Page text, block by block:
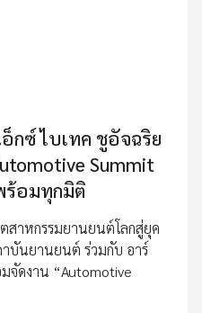
กซ์ ไบเทค ชูอัจฉริย
Summit
ร้อมทุกมิติ
สาหกรรมยานยนต์โลกสู่ยุค
าบันยานยนต์ ร่วมกับ อาร์
จัดงาน “Automotive